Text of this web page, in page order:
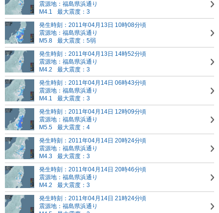
震源地：福島県浜通り
M4.1
最大震度：3
発生時刻：2011年04月13日 10時08分頃
震源地：福島県浜通り
M5.8
最大震度：5弱
発生時刻：2011年04月13日 14時52分頃
震源地：福島県浜通り
M4.2
最大震度：3
発生時刻：2011年04月14日 06時43分頃
震源地：福島県浜通り
M4.1
最大震度：3
発生時刻：2011年04月14日 12時09分頃
震源地：福島県浜通り
M5.5
最大震度：4
発生時刻：2011年04月14日 20時24分頃
震源地：福島県浜通り
M4.3
最大震度：3
発生時刻：2011年04月14日 20時46分頃
震源地：福島県浜通り
M4.2
最大震度：3
発生時刻：2011年04月14日 21時24分頃
震源地：福島県浜通り